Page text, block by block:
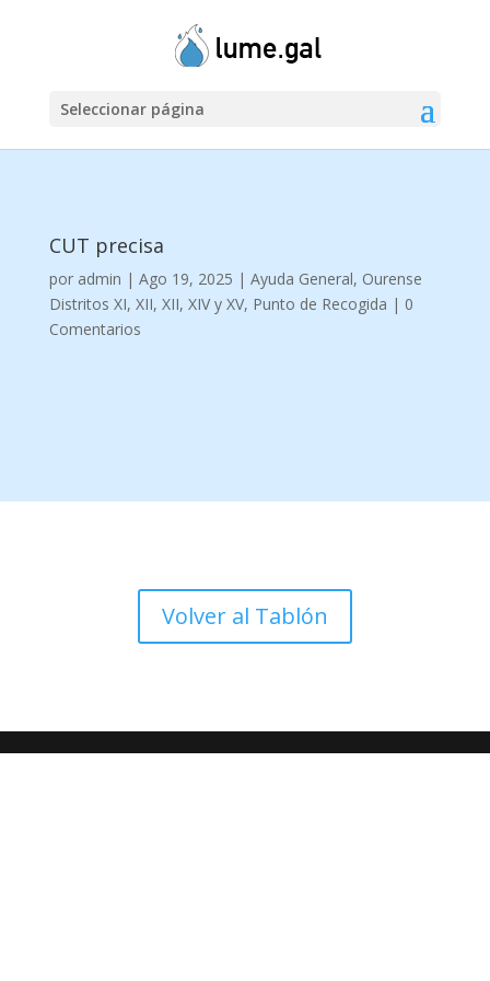
Seleccionar página
CUT precisa
por admin | Ago 19, 2025 | Ayuda General, Ourense
Distritos XI, XII, XII, XIV y XV, Punto de Recogida | 0
Comentarios
Volver al Tablón